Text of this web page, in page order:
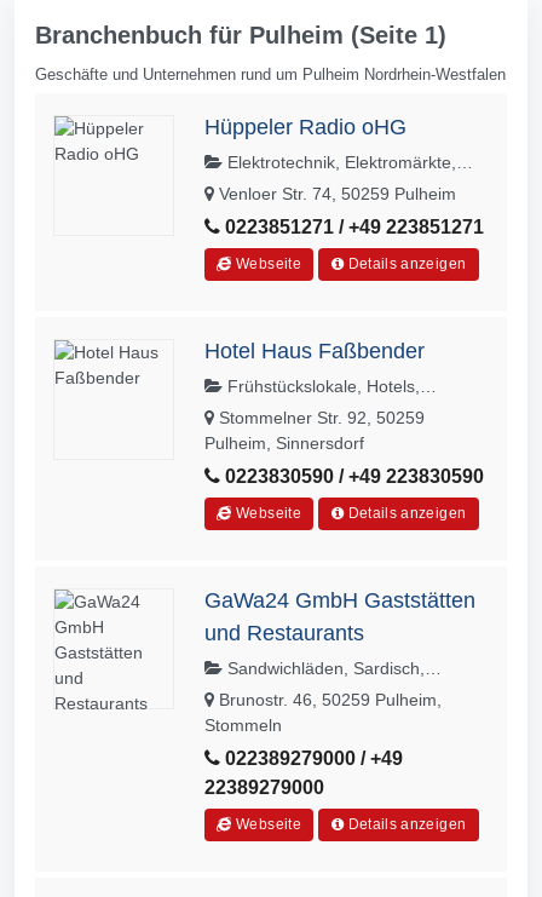
Branchenbuch für Pulheim (Seite 1)
Geschäfte und Unternehmen rund um Pulheim Nordrhein-Westfalen
Hüppeler Radio oHG
Elektrotechnik, Elektromärkte,
Haus- und Küchengeräte, Radio- und
Venloer Str. 74, 50259 Pulheim
0223851271 / +49 223851271
Webseite Details anzeigen
Hotel Haus Faßbender
Frühstückslokale, Hotels,
Zimmervermietungen, Gästehäuser
Stommelner Str. 92, 50259
Pulheim, Sinnersdorf
0223830590 / +49 223830590
Webseite Details anzeigen
GaWa24 GmbH Gaststätten
und Restaurants
Sandwichläden, Sardisch,
Baguetterien, Brasserien, Crêperien,
Indonesisch, Irisch, Schwedisch,
Sushispezialitäten, Tapas-Bars
Brunostr. 46, 50259 Pulheim,
Stommeln
022389279000 / +49
22389279000
Webseite Details anzeigen